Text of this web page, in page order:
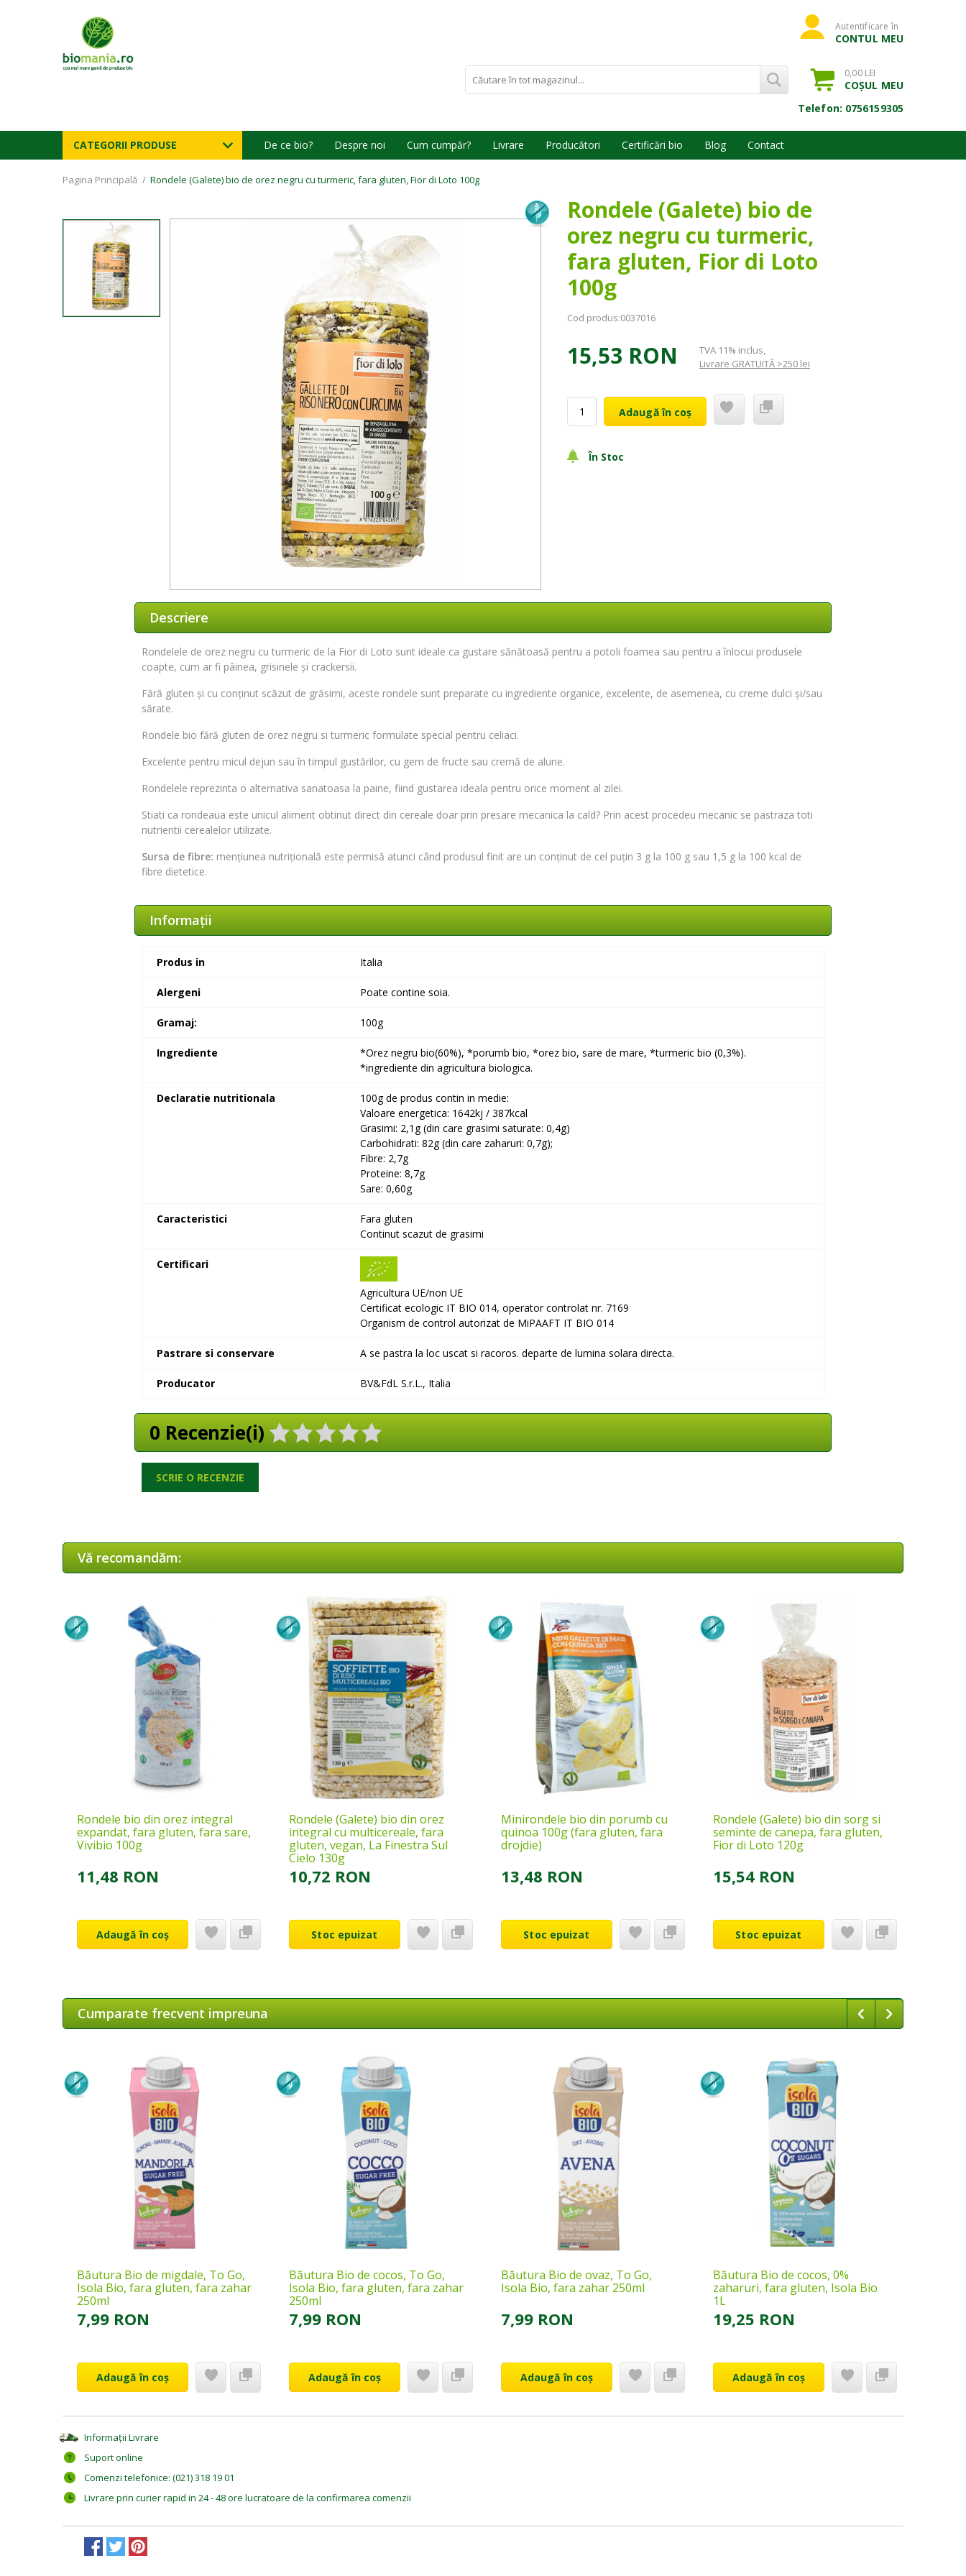
Autentificare în
CONTUL MEU
0,00 LEI
COȘUL MEU
Telefon: 0756159305
CATEGORII PRODUSE De ce bio? Despre noi Cum cumpăr? Livrare Producători Certificări bio Blog Contact
Pagina Principală / Rondele (Galete) bio de orez negru cu turmeric, fara gluten, Fior di Loto 100g
Rondele (Galete) bio de
orez negru cu turmeric,
fara gluten, Fior di Loto
100g
Cod produs:0037016
15,53 RON TVA 11% inclus,
Livrare GRATUITĂ >250 lei
Adaugă în coș
În Stoc
Descriere
Rondelele de orez negru cu turmeric de la Fior di Loto sunt ideale ca gustare sănătoasă pentru a potoli foamea sau pentru a înlocui produsele
coapte, cum ar fi pâinea, grisinele și crackersii.
Fără gluten și cu conținut scăzut de grăsimi, aceste rondele sunt preparate cu ingrediente organice, excelente, de asemenea, cu creme dulci și/sau
sărate.
Rondele bio fără gluten de orez negru si turmeric formulate special pentru celiaci.
Excelente pentru micul dejun sau în timpul gustărilor, cu gem de fructe sau cremă de alune.
Rondelele reprezinta o alternativa sanatoasa la paine, fiind gustarea ideala pentru orice moment al zilei.
Stiati ca rondeaua este unicul aliment obtinut direct din cereale doar prin presare mecanica la cald? Prin acest procedeu mecanic se pastraza toti
nutrientii cerealelor utilizate.
Sursa de fibre: mențiunea nutrițională este permisă atunci când produsul finit are un conținut de cel puțin 3 g la 100 g sau 1,5 g la 100 kcal de
fibre dietetice.
Informaţii
Produs in Italia
Alergeni Poate contine soia.
Gramaj: 100g
Ingrediente
*Orez negru bio(60%), *porumb bio, *orez bio, sare de mare, *turmeric bio (0,3%).
*ingrediente din agricultura biologica.
Declaratie nutritionala
100g de produs contin in medie:
Valoare energetica: 1642kj / 387kcal
Grasimi: 2,1g (din care grasimi saturate: 0,4g)
Carbohidrati: 82g (din care zaharuri: 0,7g);
Fibre: 2,7g
Proteine: 8,7g
Sare: 0,60g
Caracteristici
Fara gluten
Continut scazut de grasimi
Certificari
Agricultura UE/non UE
Certificat ecologic IT BIO 014, operator controlat nr. 7169
Organism de control autorizat de MiPAAFT IT BIO 014
Pastrare si conservare A se pastra la loc uscat si racoros. departe de lumina solara directa.
Producator BV&FdL S.r.L., Italia
0 Recenzie(i)
SCRIE O RECENZIE
Vă recomandăm:
Rondele bio din orez integral
expandat, fara gluten, fara sare,
Vivibio 100g
11,48 RON
Adaugă în coș
Rondele (Galete) bio din orez
integral cu multicereale, fara
gluten, vegan, La Finestra Sul
Cielo 130g
10,72 RON
Stoc epuizat
Minirondele bio din porumb cu
quinoa 100g (fara gluten, fara
drojdie)
13,48 RON
Stoc epuizat
Rondele (Galete) bio din sorg si
seminte de canepa, fara gluten,
Fior di Loto 120g
15,54 RON
Stoc epuizat
Cumparate frecvent impreuna
Băutura Bio de migdale, To Go,
Isola Bio, fara gluten, fara zahar
250ml
7,99 RON
Adaugă în coș
Băutura Bio de cocos, To Go,
Isola Bio, fara gluten, fara zahar
250ml
7,99 RON
Adaugă în coș
Băutura Bio de ovaz, To Go,
Isola Bio, fara zahar 250ml
7,99 RON
Adaugă în coș
Băutura Bio de cocos, 0%
zaharuri, fara gluten, Isola Bio
1L
19,25 RON
Adaugă în coș
Informații Livrare
Suport online
Comenzi telefonice: (021) 318 19 01
Livrare prin curier rapid in 24 - 48 ore lucratoare de la confirmarea comenzii